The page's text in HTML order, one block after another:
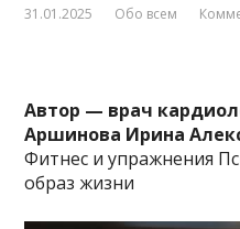
31.01.2025 Обо всем
Автор — врач
Аршинова Ирина
Фитнес и упражнения
образ жизни